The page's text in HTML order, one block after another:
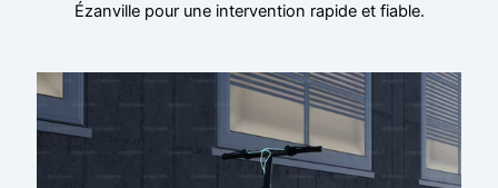
Ézanville pour une intervention rapide et fiable.